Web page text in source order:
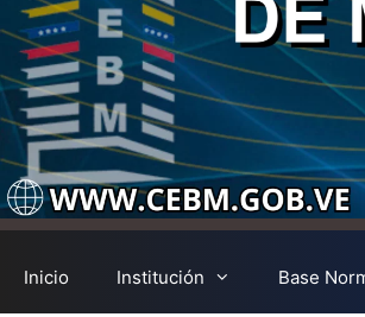
Inicio Institución Base